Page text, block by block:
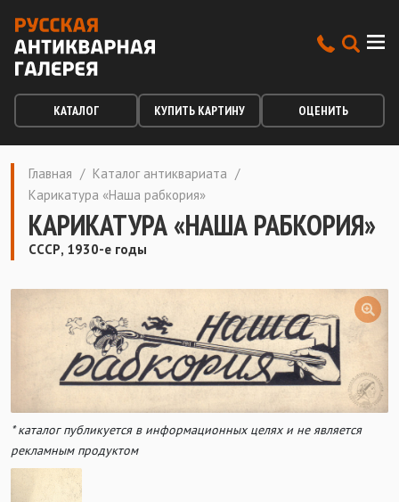
КАТАЛОГ КУПИТЬ КАРТИНУ ОЦЕНИТЬ
Главная / Каталог антиквариата /
Карикатура «Наша рабкория»
КАРИКАТУРА «НАША РАБКОРИЯ»
СССР, 1930-е годы
* каталог публикуется в информационных целях и не является
рекламным продуктом